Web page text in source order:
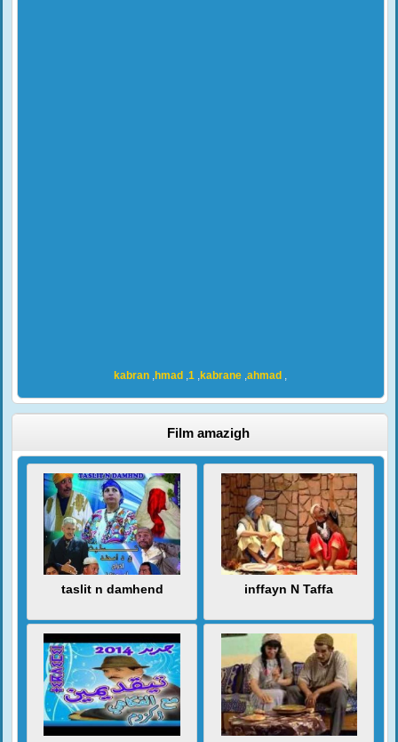
kabran ,hmad ,1 ,kabrane ,ahmad ,
Film amazigh
taslit n damhend inffayn N Taffa